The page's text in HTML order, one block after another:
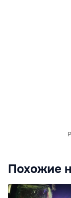
Похожие